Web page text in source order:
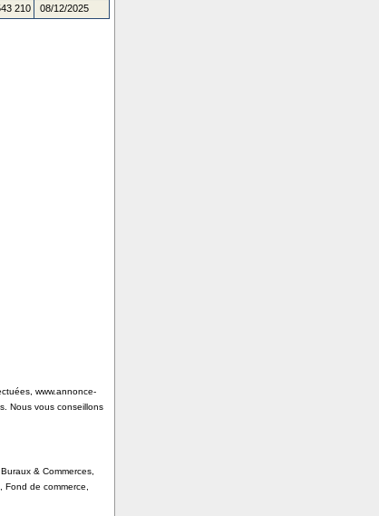
210 08/12/2025
www.annonce-
Nous vous conseillons
& Commerces,
de commerce,